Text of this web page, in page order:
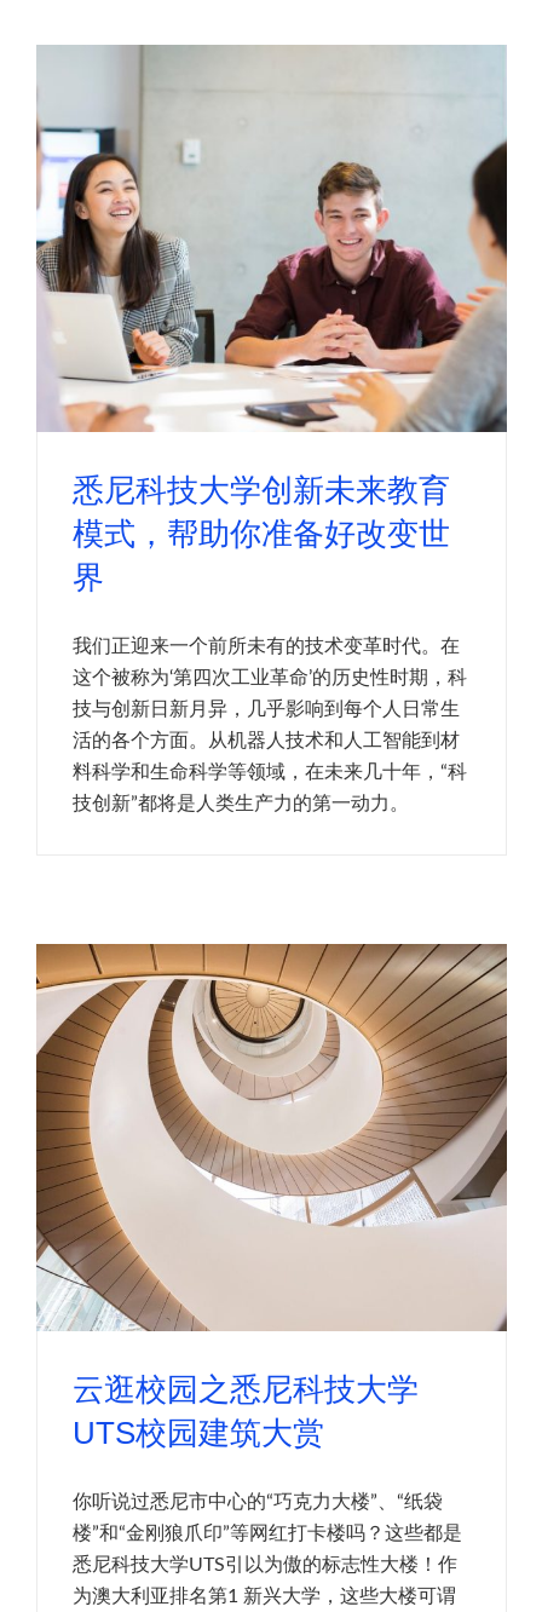
悉尼科技大学创新未来教育
模式，帮助你准备好改变世
界
我们正迎来一个前所未有的技术变革时代。在
这个被称为‘第四次工业革命’的历史性时期，科
技与创新日新月异，几乎影响到每个人日常生
活的各个方面。从机器人技术和人工智能到材
料科学和生命科学等领域，在未来几十年，“科
技创新”都将是人类生产力的第一动力。
云逛校园之悉尼科技大学
UTS校园建筑大赏
你听说过悉尼市中心的“巧克力大楼”、“纸袋
楼”和“金刚狼爪印”等网红打卡楼吗？这些都是
悉尼科技大学UTS引以为傲的标志性大楼！作
为澳大利亚排名第1 新兴大学，这些大楼可谓